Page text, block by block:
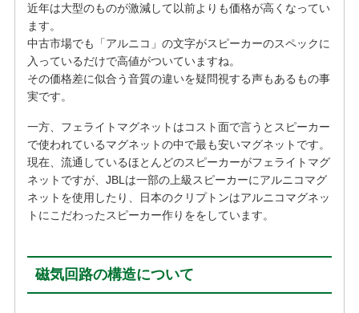
近年は大型のものが激減して以前よりも価格が高くなってい
ます。
中古市場でも「アルニコ」の文字がスピーカーのスペックに
入っているだけで高値がついていますね。
その価格差に似合う音質の違いを疑問視する声もあるもの事
実です。
一方、フェライトマグネットはコスト面で言うとスピーカー
で使われているマグネットの中で最も安いマグネットです。
現在、流通しているほとんどのスピーカーがフェライトマグ
ネットですが、JBLは一部の上級スピーカーにアルニコマグ
ネットを使用したり、日本のクリプトンはアルニコマグネッ
トにこだわったスピーカー作りををしています。
磁気回路の構造について